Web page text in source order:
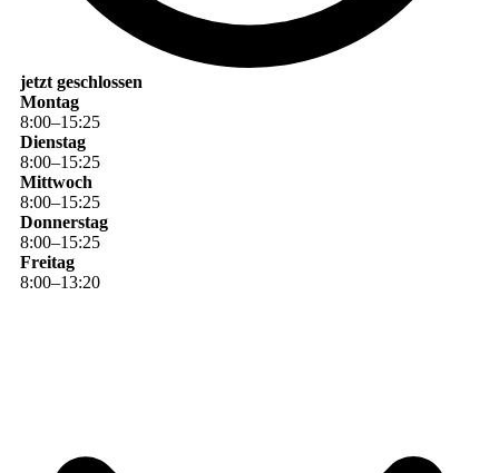
jetzt geschlossen
Montag
8:00–15:25
Dienstag
8:00–15:25
Mittwoch
8:00–15:25
Donnerstag
8:00–15:25
Freitag
8:00–13:20